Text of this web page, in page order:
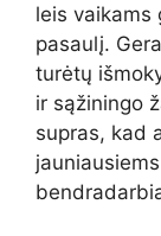
leis vaikams
pasaulį.
turėtų
ir sąžiningo
supras, kad